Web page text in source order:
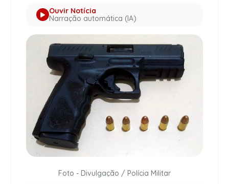
Ouvir Notícia
Narração automática (IA)
Foto - Divulgação / Polícia Militar